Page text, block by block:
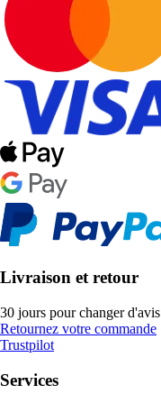
Livraison et retour
30 jours pour changer d'avis
Retournez votre commande
Trustpilot
Services